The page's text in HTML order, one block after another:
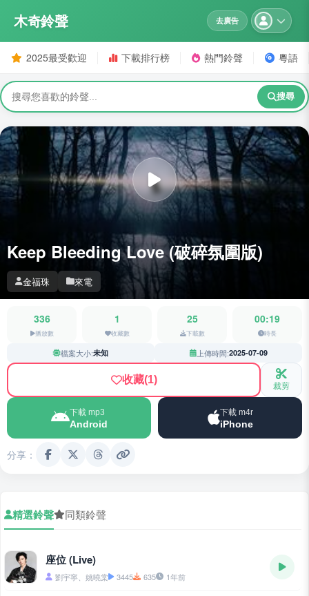
木奇鈴聲 去廣告
2025最受歡迎 下載排行榜 熱門鈴聲 粵語
搜尋
Keep Bleeding Love (破碎氛圍版)
金福珠 來電
336
播放數
1
收藏數
25
下載數
00:19
時長
檔案大小:未知 上傳時間:2025-07-09
收藏(1) 裁剪
下載 mp3
Android
下載 m4r
iPhone
分享：
精選鈴聲 同類鈴聲
座位 (Live)
劉宇寧、姚曉棠 3445 635 1年前